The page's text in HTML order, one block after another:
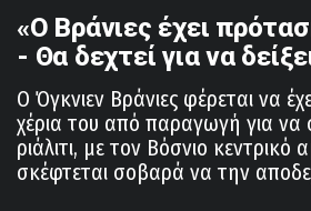
«Ο Βράνιες έχει
- Θα δεχτεί για να
Ο Όγκνιεν Βράνιες φέρεται να
χέρια του από παραγωγή για να
ριάλιτι, με τον Βόσνιο κεντρικό
σκέφτεται σοβαρά να την